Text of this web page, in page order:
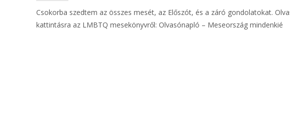
Csokorba szedtem az összes mesét, az Előszót, és a záró gondolatokat.
kattintásra az LMBTQ mesekönyvről: Olvasónapló – Meseország mindenkié